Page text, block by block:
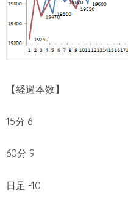
【経過本数】
15分 6
60分 9
日足 -10